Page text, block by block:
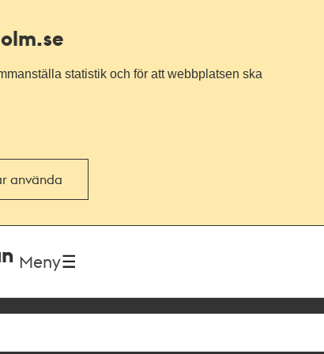
statistik och för att webbplatsen ska
använda
Meny